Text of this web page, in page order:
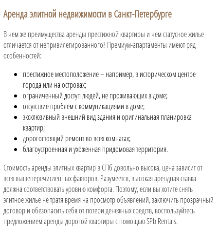
Аренда элитной недвижимости в Санкт-Петербурге
В чем же преимущества аренды престижной квартиры и чем статусное жилье
отличается от непривилегированного? Премиум-апартаменты имеют ряд
особенностей:
престижное местоположение – например, в историческом центре
города или на островах;
ограниченный доступ людей, не проживающих в доме;
отсутствие проблем с коммуникациями в доме;
эксклюзивный внешний вид здания и оригинальная планировка
квартир;
дорогостоящий ремонт во всех комнатах;
благоустроенная и ухоженная придомовая территория.
Стоимость аренды элитных квартир в СПб довольно высока, цена зависит от
всех вышеперечисленных факторов. Разумеется, высокая арендная ставка
должна соответствовать уровню комфорта. Поэтому, если вы хотите снять
элитное жилье не тратя время на просмотр объявлений, заключить прозрачный
договор и обезопасить себя от потери денежных средств, воспользуйтесь
предложением аренды дорогой квартиры с помощью SPb Rentals.